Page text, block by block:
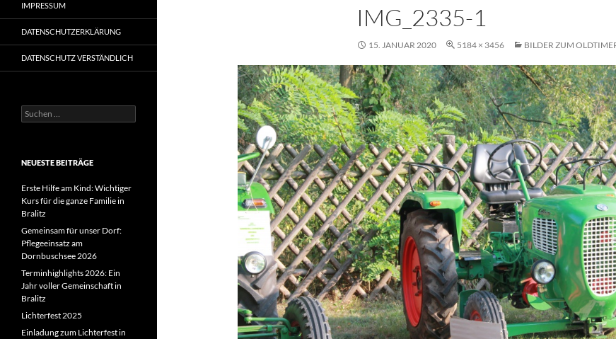
IMG_2335-1
15. JANUAR 2020 5184 × 3456 BILDER ZUM
IMPRESSUM
DATENSCHUTZERKLÄRUNG
DATENSCHUTZ VERSTÄNDLICH
Suchen
nach:
NEUESTE BEITRÄGE
Erste Hilfe am Kind: Wichtiger
Kurs für die ganze Familie in
Bralitz
Gemeinsam für unser Dorf:
Pflegeeinsatz am
Dornbuschsee 2026
Terminhighlights 2026: Ein
Jahr voller Gemeinschaft in
Bralitz
Lichterfest 2025
Einladung zum Lichterfest in